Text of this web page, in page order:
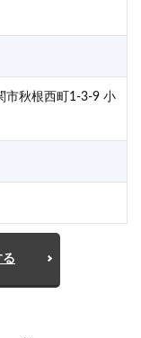
市秋根西町1-3-9 小